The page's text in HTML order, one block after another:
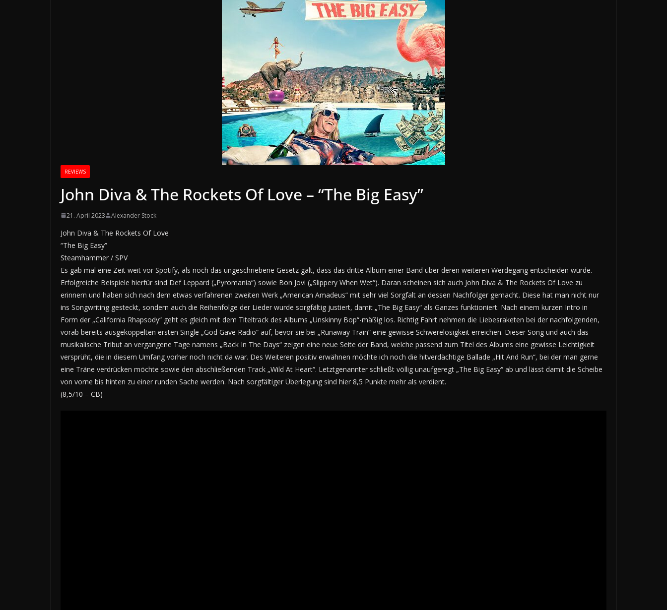
REVIEWS
John Diva & The Rockets Of Love – “The Big Easy”
21. April 2023 Alexander Stock
John Diva & The Rockets Of Love
“The Big Easy”
Steamhammer / SPV
Es gab mal eine Zeit weit vor Spotify, als noch das ungeschriebene Gesetz galt, dass das dritte Album einer Band über deren weiteren Werdegang entscheiden würde.
Erfolgreiche Beispiele hierfür sind Def Leppard („Pyromania“) sowie Bon Jovi („Slippery When Wet“). Daran scheinen sich auch John Diva & The Rockets Of Love zu
erinnern und haben sich nach dem etwas verfahrenen zweiten Werk „American Amadeus“ mit sehr viel Sorgfalt an dessen Nachfolger gemacht. Diese hat man nicht nur
ins Songwriting gesteckt, sondern auch die Reihenfolge der Lieder wurde sorgfältig justiert, damit „The Big Easy“ als Ganzes funktioniert. Nach einem kurzen Intro in
Form der „California Rhapsody“ geht es gleich mit dem Titeltrack des Albums „Unskinny Bop“-mäßig los. Richtig Fahrt nehmen die Liebesraketen bei der nachfolgenden,
vorab bereits ausgekoppelten ersten Single „God Gave Radio“ auf, bevor sie bei „Runaway Train“ eine gewisse Schwerelosigkeit erreichen. Dieser Song und auch das
musikalische Tribut an vergangene Tage namens „Back In The Days“ zeigen eine neue Seite der Band, welche passend zum Titel des Albums eine gewisse Leichtigkeit
versprüht, die in diesem Umfang vorher noch nicht da war. Des Weiteren positiv erwähnen möchte ich noch die hitverdächtige Ballade „Hit And Run“, bei der man gerne
eine Träne verdrücken möchte sowie den abschließenden Track „Wild At Heart“. Letztgenannter schließt völlig unaufgeregt „The Big Easy“ ab und lässt damit die Scheibe
von vorne bis hinten zu einer runden Sache werden. Nach sorgfältiger Überlegung sind hier 8,5 Punkte mehr als verdient.
(8,5/10 – CB)